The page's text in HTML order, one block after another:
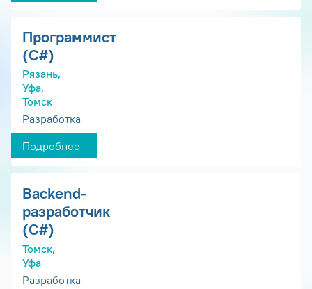
Программист
(С#)
Рязань,
Уфа,
Томск
Разработка
Подробнее
Backend-
разработчик
(C#)
Томск,
Уфа
Разработка